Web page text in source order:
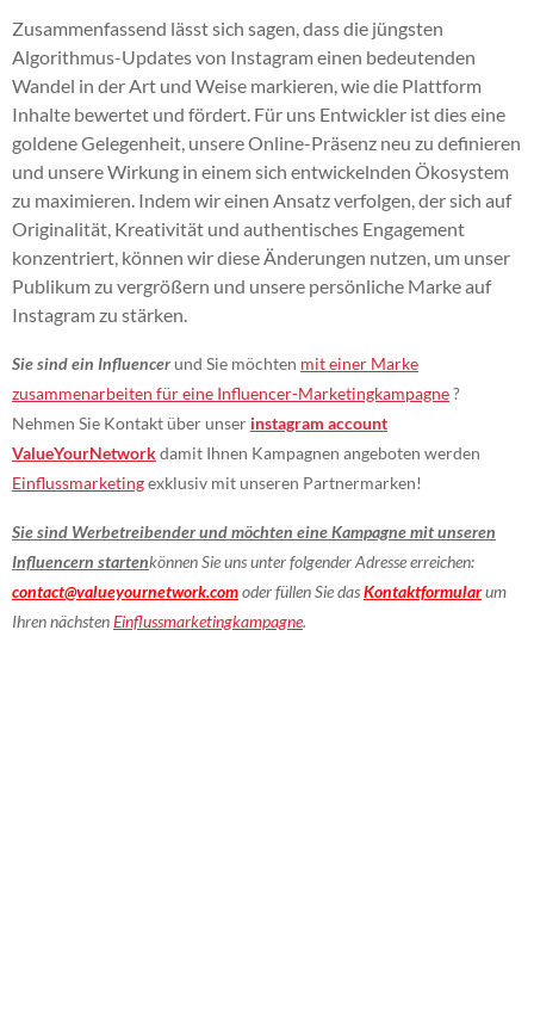
Zusammenfassend lässt sich sagen, dass die jüngsten
Algorithmus-Updates von Instagram einen bedeutenden
Wandel in der Art und Weise markieren, wie die Plattform
Inhalte bewertet und fördert. Für uns Entwickler ist dies eine
goldene Gelegenheit, unsere Online-Präsenz neu zu definieren
und unsere Wirkung in einem sich entwickelnden Ökosystem
zu maximieren. Indem wir einen Ansatz verfolgen, der sich auf
Originalität, Kreativität und authentisches Engagement
konzentriert, können wir diese Änderungen nutzen, um unser
Publikum zu vergrößern und unsere persönliche Marke auf
Instagram zu stärken.
Sie sind ein Influencerund Sie möchten mit einer Marke
zusammenarbeiten für eine Influencer-Marketingkampagne?
Nehmen Sie Kontakt über unser instagram account
ValueYourNetworkdamit Ihnen Kampagnen angeboten werden
Einflussmarketingexklusiv mit unseren Partnermarken!
Sie sind Werbetreibender und möchten eine Kampagne mit unseren
Influencern startenkönnen Sie uns unter folgender Adresse erreichen:
contact@valueyournetwork.comoder füllen Sie dasKontaktformularum
Ihren nächstenEinflussmarketingkampagne.